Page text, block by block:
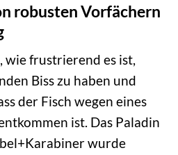
robusten Vorfächern
wie frustrierend es ist,
Biss zu haben und
der Fisch wegen eines
ist. Das Paladin
wurde